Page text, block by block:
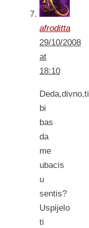
afroditta
29/10/2008
at
18:10
Deda,divno,ti
bi
bas
da
me
ubacis
u
sentis?
Uspijelo
ti